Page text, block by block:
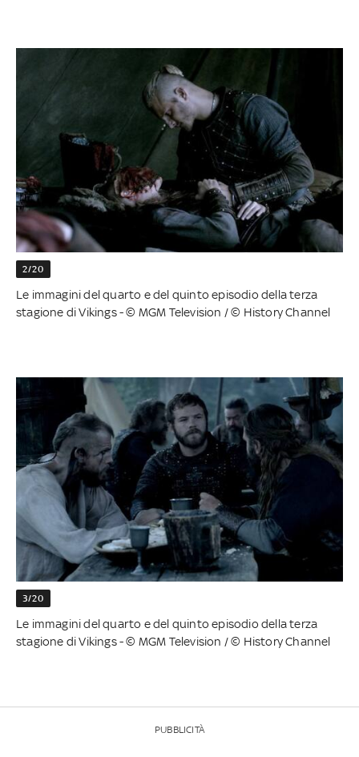
2/20
Le immagini del quarto e del quinto episodio della terza
stagione di Vikings - © MGM Television / © History Channel
3/20
Le immagini del quarto e del quinto episodio della terza
stagione di Vikings - © MGM Television / © History Channel
PUBBLICITÀ